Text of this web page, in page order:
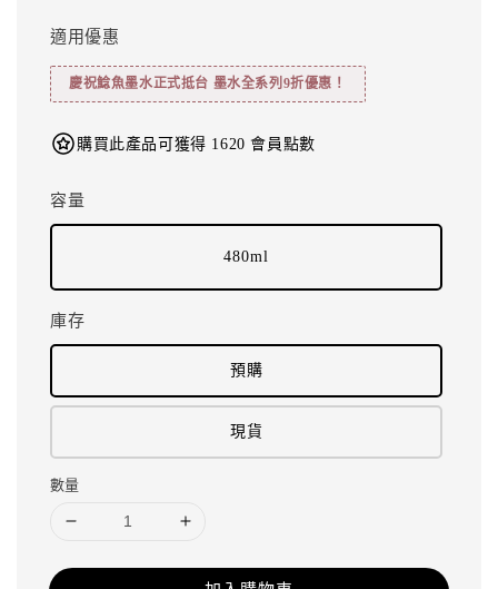
適用優惠
慶祝鯰魚墨水正式抵台 墨水全系列9折優惠！
購買此產品可獲得 1620 會員點數
容量
480ml
庫存
預購
現貨
數量